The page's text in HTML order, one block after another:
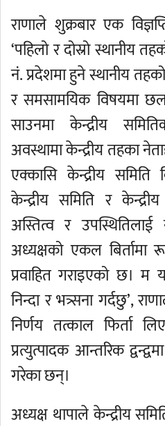
राणाले शुक्रबार एक
‘पहिलो र दोस्रो स्थानीय
नं. प्रदेशमा हुने स्थानीय
र समसामयिक विषयमा
साउनमा केन्द्रीय
अवस्थामा केन्द्रीय तहका
एक्कासि केन्द्रीय समिति
केन्द्रीय समिति र
अस्तित्व र उपस्थितिलाई
अध्यक्षको एकल बिर्तामा
प्रवाहित गराइएको छ। म
निन्दा र भत्र्सना गर्दछु’,
निर्णय तत्काल फिर्ता
प्रत्युत्पादक आन्तरिक
गरेका छन्।
अध्यक्ष थापाले केन्द्रीय